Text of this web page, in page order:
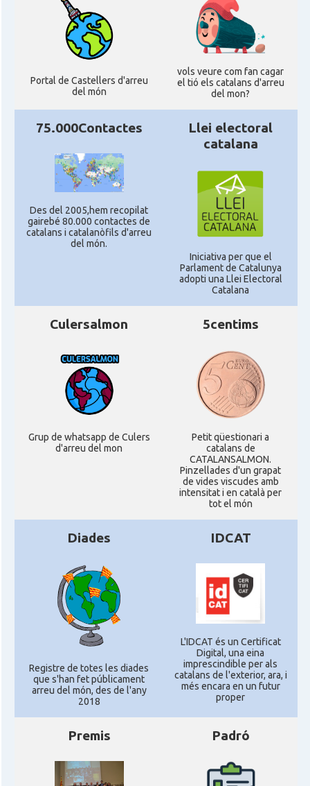
Portal de Castellers d'arreu
del món
vols veure com fan cagar
el tió els catalans d'arreu
del mon?
75.000Contactes
Des del 2005,hem recopilat
gairebé 80.000 contactes de
catalans i catalanòfils d'arreu
del món.
Llei electoral
catalana
Iniciativa per que el
Parlament de Catalunya
adopti una Llei Electoral
Catalana
Culersalmon
Grup de whatsapp de Culers
d'arreu del mon
5centims
Petit qüestionari a
catalans de
CATALANSALMON.
Pinzellades d'un grapat
de vides viscudes amb
intensitat i en català per
tot el món
Diades
Registre de totes les diades
que s'han fet públicament
arreu del món, des de l'any
2018
IDCAT
L'IDCAT és un Certificat
Digital, una eina
imprescindible per als
catalans de l'exterior, ara, i
més encara en un futur
proper
Premis Padró